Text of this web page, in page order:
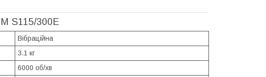
S115/300E
Вібраційна
3.1 кг
6000 об/хв